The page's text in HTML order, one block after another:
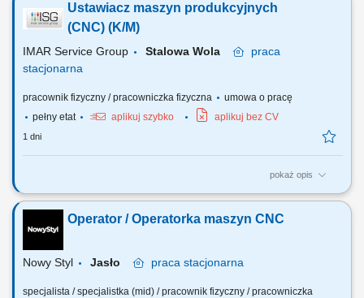
produkcyjnych. Wdrażanie korekt w programach maszyn oraz
bezpośrednie przestawianie linii pod określony proces produkcyjny.
Ustawiacz maszyn produkcyjnych
(CNC) (K/M)
IMAR Service Group Stalowa Wola
praca
stacjonarna
pracownik fizyczny / pracowniczka fizyczna
umowa o pracę
pełny etat
aplikuj szybko aplikuj bez CV
1 dni
pokaż opis
Twój zakres obowiązków: Obsługa maszyn sterowanych numerycznie,
Obsługa cel zrobotyzowanych, Znajomość programowania maszyn
CNC, Nadzór nad prawidłowym przebiegiem procesu produkcyjnego,
Wymiana narzędzi skrawających, wymiana oprzyrządowania, Obsługa
komputera.
Operator / Operatorka maszyn CNC
Nowy Styl Jasło praca stacjonarna
specjalista / specjalistka (mid) / pracownik fizyczny / pracowniczka